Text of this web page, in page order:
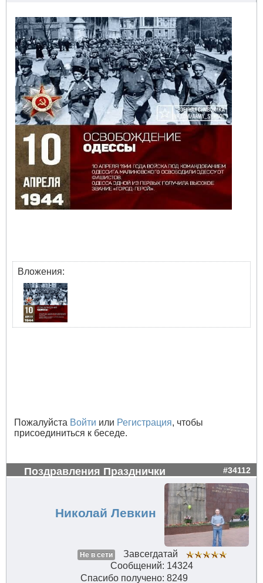
Вложения:
Пожалуйста Войти или Регистрация, чтобы
присоединиться к беседе.
Поздравления Празднички #34112
Николай Левкин
Не в сети
Завсегдатай
Сообщений: 14324
Спасибо получено: 8249